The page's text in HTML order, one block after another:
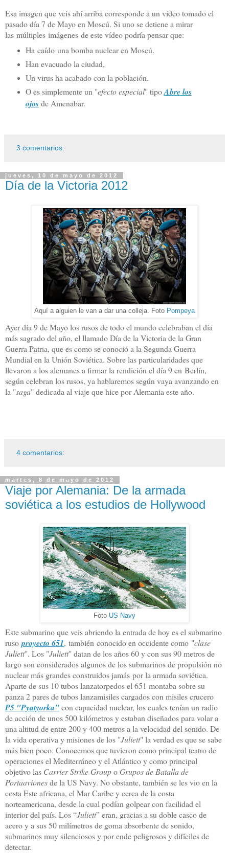
Esa imagen que veis ahí arriba corresponde a un vídeo tomado el
pasado día 7 de Mayo en Moscú. Si uno se detiene a mirar
las múltiples imágenes de este vídeo podría pensar que:
Ha caído una bomba nuclear en Moscú.
Han evacuado la ciudad,
Un virus ha acabado con la población.
O es simplemente un "efecto especial" tipoAbre los
ojosde Amenabar.
3 comentarios:
jueves, 10 de mayo de 2012
Día de la Victoria 2012
Aquí a alguien le van a dar una colleja. Foto Pompeya
Ayer día 9 de Mayo los rusos de todo el mundo celebraban el día
más sagrado del año, el llamado Día de la Victoria de la Gran
Guerra Patria, que es como se conoció a la Segunda Guerra
Mundial en la Unión Soviética. Sobre las particularidades que
llevaron a los alemanes a firmar la rendición el día 9 en Berlín,
según celebran los rusos, ya hablaremos según vaya avanzando en
la "saga" dedicada al viaje que hice por Alemania este año.
4 comentarios:
martes, 8 de mayo de 2012
Viaje por Alemania: De la armada
soviética a los estudios de Hollywood
Foto US Navy
Este submarino que veis abriendo la entrada de hoy es el submarino
rusoproyecto 651, también conocido en occidente como "clase
Juliett". Los "Juliett" datan de los años 60 y con sus90 metrosde
largo son considerados algunos de los submarinos de propulsión no
nuclear más grandes construidos jamás por la armada soviética.
Aparte de sus 10 tubos lanzatorpedos el 651 montaba sobre su
panza 2 pares de tubos lanzamisiles cargados con misiles crucero
P5 "Pyatyorka"con capacidad nuclear, los cuales tenían un radio
de acción de unos500 kilómetrosy estaban diseñados para volar a
una altitud de entre 200 y400 metrosa la velocidad del sonido. De
la vida operativa y misiones de los "Juliett" la verdad es que se sabe
más bien poco. Conocemos que tuvieron como principal teatro de
operaciones el Mediterráneo y el Atlántico y como principal
objetivo las Carrier Strike Groupo Grupos de Batalla de
Portaavionesdela US Navy. No obstante, también se les vio en la
costa Este africana, el Mar Caribe y cerca de la costa
norteamericana, desde la cual podían golpear con facilidad el
interior del país. Los “Juliett” eran, gracias a su doble casco de
acero y a sus50 milímetrosde goma absorbente de sonido,
submarinos muy silenciosos y por ende peligrosos y difíciles de
detectar.